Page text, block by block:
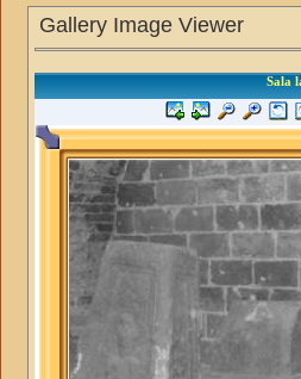
Gallery Image Viewer
Sala